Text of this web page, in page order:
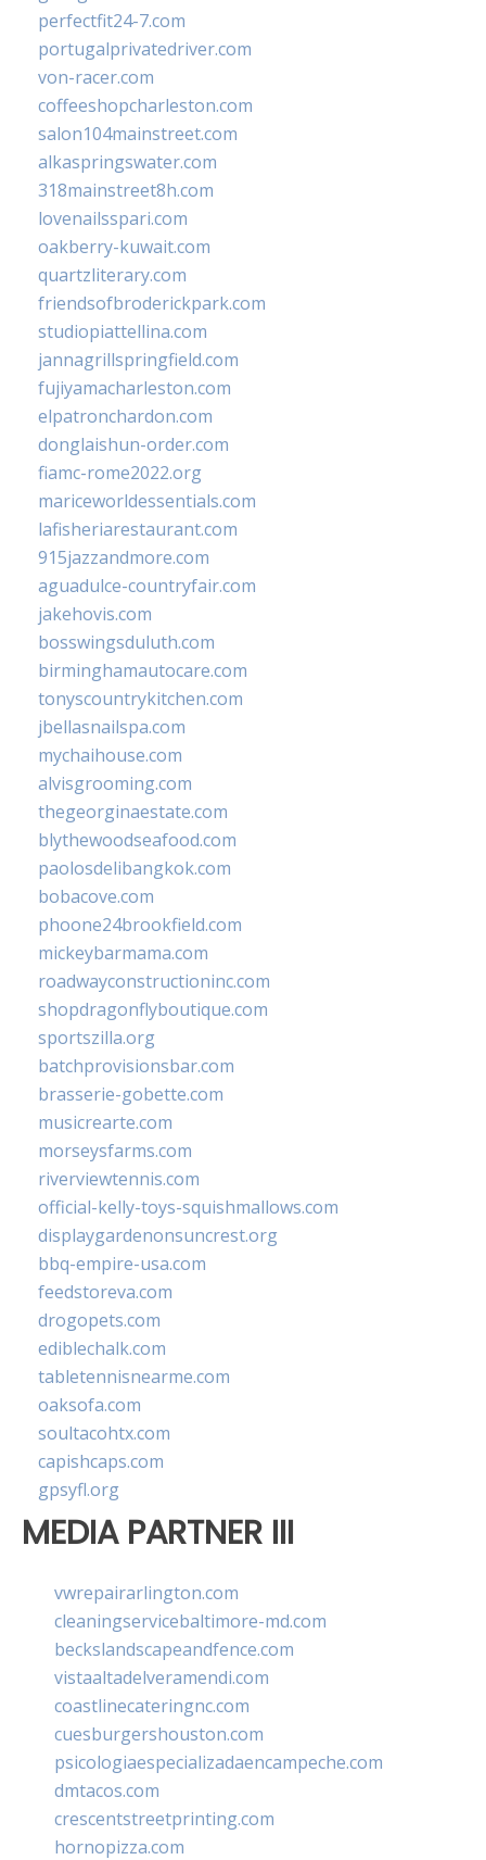
perfectfit24-7.com
portugalprivatedriver.com
von-racer.com
coffeeshopcharleston.com
salon104mainstreet.com
alkaspringswater.com
318mainstreet8h.com
lovenailsspari.com
oakberry-kuwait.com
quartzliterary.com
friendsofbroderickpark.com
studiopiattellina.com
jannagrillspringfield.com
fujiyamacharleston.com
elpatronchardon.com
donglaishun-order.com
fiamc-rome2022.org
mariceworldessentials.com
lafisheriarestaurant.com
915jazzandmore.com
aguadulce-countryfair.com
jakehovis.com
bosswingsduluth.com
birminghamautocare.com
tonyscountrykitchen.com
jbellasnailspa.com
mychaihouse.com
alvisgrooming.com
thegeorginaestate.com
blythewoodseafood.com
paolosdelibangkok.com
bobacove.com
phoone24brookfield.com
mickeybarmama.com
roadwayconstructioninc.com
shopdragonflyboutique.com
sportszilla.org
batchprovisionsbar.com
brasserie-gobette.com
musicrearte.com
morseysfarms.com
riverviewtennis.com
official-kelly-toys-squishmallows.com
displaygardenonsuncrest.org
bbq-empire-usa.com
feedstoreva.com
drogopets.com
ediblechalk.com
tabletennisnearme.com
oaksofa.com
soultacohtx.com
capishcaps.com
gpsyfl.org
MEDIA PARTNER III
vwrepairarlington.com
cleaningservicebaltimore-md.com
beckslandscapeandfence.com
vistaaltadelveramendi.com
coastlinecateringnc.com
cuesburgershouston.com
psicologiaespecializadaencampeche.com
dmtacos.com
crescentstreetprinting.com
hornopizza.com